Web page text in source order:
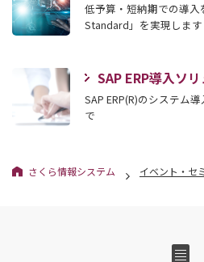
低予算・短納期での導
Standard」を実現します
SAP ERP導入ソ
SAP ERP(R)のシステム
で
さくら情報システム イベント・セ